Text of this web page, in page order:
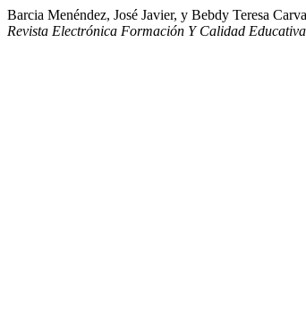
Barcia Menéndez, José Javier, y Bebdy Teresa
Revista Electrónica Formación Y Calidad